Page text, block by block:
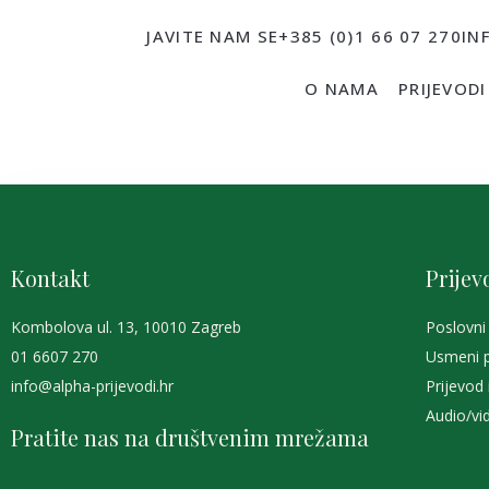
JAVITE NAM SE+385 (0)1 66 07 270
O NAMA PRIJEVODI
Kontakt
Kombolova ul. 13, 10010 Zagreb
01 6607 270
info@alpha-prijevodi.hr
Pratite nas na društvenim mrežama
Usmeni
Prijevod
Audio/